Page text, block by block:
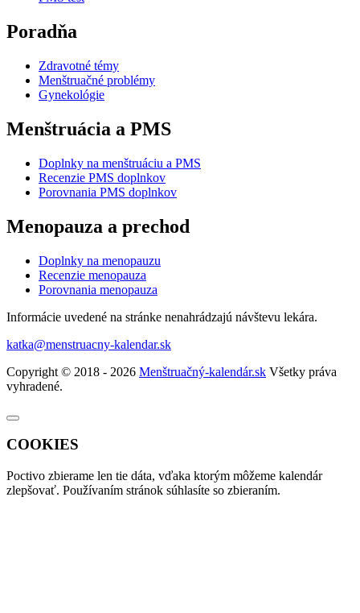
Poradňa
Zdravotné témy
Menštruačné problémy
Gynekológie
Menštruácia a PMS
Doplnky na menštruáciu a PMS
Recenzie PMS doplnkov
Porovnania PMS doplnkov
Menopauza a prechod
Doplnky na menopauzu
Recenzie menopauza
Porovnania menopauza
Informácie uvedené na stránke nenahrádzajú návštevu lekára.
katka@menstruacny-kalendar.sk
Copyright © 2018 - 2026 Menštruačný-kalendár.sk Všetky práva
vyhradené.
COOKIES
Poctivo zbierame len tie dáta, vďaka ktorým môžeme kalendár
zlepšovať. Používaním stránok súhlasíte so zbieraním.